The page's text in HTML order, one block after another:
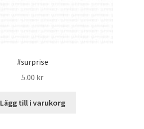
#surprise
5.00 kr
Lägg till i varukorg